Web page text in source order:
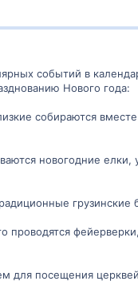
событий в
Нового года:
собираются
новогодние
проводятся
для посещения